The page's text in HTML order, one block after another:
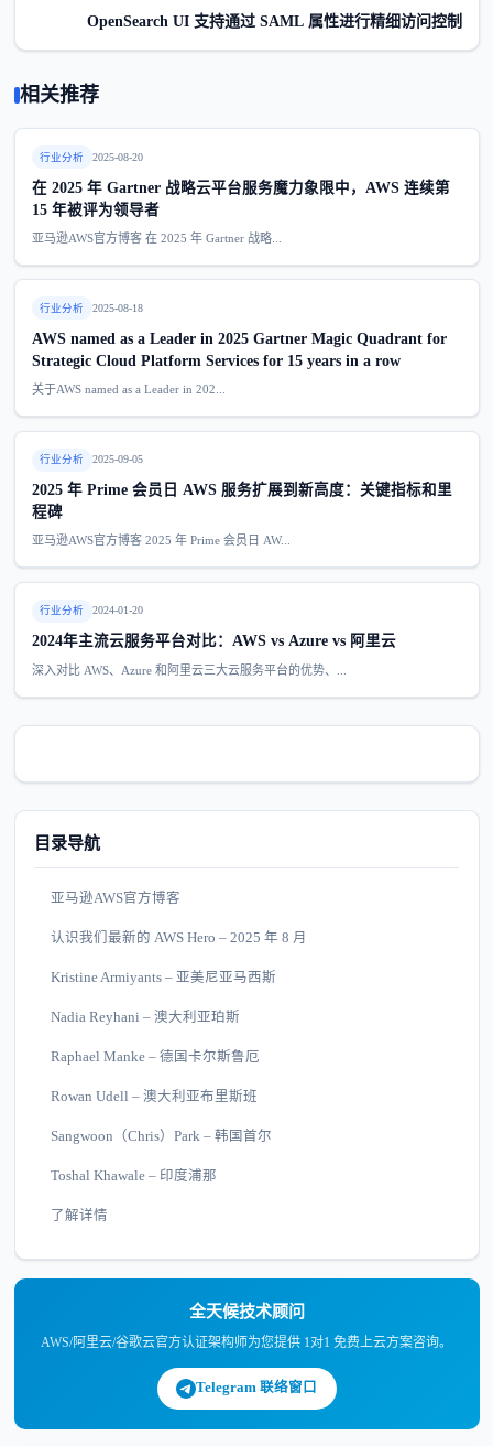
OpenSearch UI 支持通过 SAML 属性进行精细访问控制
相关推荐
行业分析 2025-08-20
在 2025 年 Gartner 战略云平台服务魔力象限中，AWS 连续第
15 年被评为领导者
亚马逊AWS官方博客 在 2025 年 Gartner 战略...
行业分析 2025-08-18
AWS named as a Leader in 2025 Gartner Magic Quadrant for
Strategic Cloud Platform Services for 15 years in a row
关于AWS named as a Leader in 202...
行业分析 2025-09-05
2025 年 Prime 会员日 AWS 服务扩展到新高度：关键指标和里
程碑
亚马逊AWS官方博客 2025 年 Prime 会员日 AW...
行业分析 2024-01-20
2024年主流云服务平台对比：AWS vs Azure vs 阿里云
深入对比 AWS、Azure 和阿里云三大云服务平台的优势、...
目录导航
亚马逊AWS官方博客
认识我们最新的 AWS Hero – 2025 年 8 月
Kristine Armiyants – 亚美尼亚马西斯
Nadia Reyhani – 澳大利亚珀斯
Raphael Manke – 德国卡尔斯鲁厄
Rowan Udell – 澳大利亚布里斯班
Sangwoon（Chris）Park – 韩国首尔
Toshal Khawale – 印度浦那
了解详情
全天候技术顾问
AWS/阿里云/谷歌云官方认证架构师为您提供 1对1 免费上云方案咨询。
Telegram 联络窗口